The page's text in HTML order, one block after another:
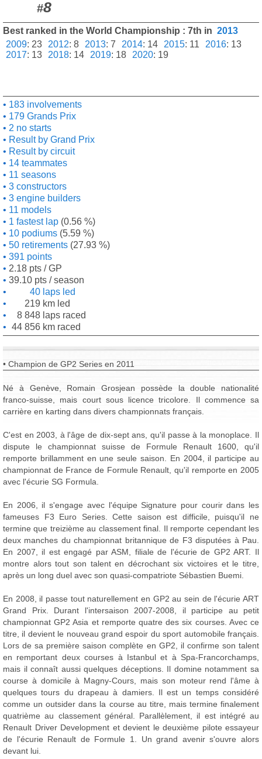
#8
Best ranked in the World Championship : 7th in 2013
2009: 23 2012: 8 2013: 7 2014: 14 2015: 11 2016: 13
2017: 13 2018: 14 2019: 18 2020: 19
183 involvements
179 Grands Prix
2 no starts
Result by Grand Prix
Result by circuit
14 teammates
11 seasons
3 constructors
3 engine builders
11 models
1 fastest lap (0.56 %)
10 podiums (5.59 %)
50 retirements (27.93 %)
391 points
2.18 pts / GP
39.10 pts / season
40 laps led
219 km led
8 848 laps raced
44 856 km raced
• Champion de GP2 Series en 2011
Né à Genève, Romain Grosjean possède la double nationalité
franco-suisse, mais court sous licence tricolore. Il commence sa
carrière en karting dans divers championnats français.
C'est en 2003, à l'âge de dix-sept ans, qu'il passe à la monoplace. Il
dispute le championnat suisse de Formule Renault 1600, qu'il
remporte brillamment en une seule saison. En 2004, il participe au
championnat de France de Formule Renault, qu'il remporte en 2005
avec l'écurie SG Formula.
En 2006, il s'engage avec l'équipe Signature pour courir dans les
fameuses F3 Euro Series. Cette saison est difficile, puisqu'il ne
termine que treizième au classement final. Il remporte cependant les
deux manches du championnat britannique de F3 disputées à Pau.
En 2007, il est engagé par ASM, filiale de l'écurie de GP2 ART. Il
montre alors tout son talent en décrochant six victoires et le titre,
après un long duel avec son quasi-compatriote Sébastien Buemi.
En 2008, il passe tout naturellement en GP2 au sein de l'écurie ART
Grand Prix. Durant l'intersaison 2007-2008, il participe au petit
championnat GP2 Asia et remporte quatre des six courses. Avec ce
titre, il devient le nouveau grand espoir du sport automobile français.
Lors de sa première saison complète en GP2, il confirme son talent
en remportant deux courses à Istanbul et à Spa-Francorchamps,
mais il connaît aussi quelques déceptions. Il domine notamment sa
course à domicile à Magny-Cours, mais son moteur rend l'âme à
quelques tours du drapeau à damiers. Il est un temps considéré
comme un outsider dans la course au titre, mais termine finalement
quatrième au classement général. Parallèlement, il est intégré au
Renault Driver Development et devient le deuxième pilote essayeur
de l'écurie Renault de Formule 1. Un grand avenir s'ouvre alors
devant lui.